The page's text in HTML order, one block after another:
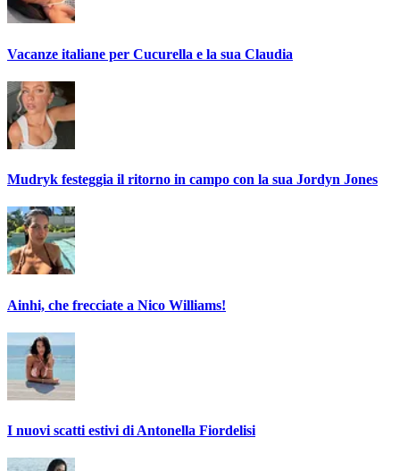
Vacanze italiane per Cucurella e la sua Claudia
Mudryk festeggia il ritorno in campo con la sua Jordyn Jones
Ainhi, che frecciate a Nico Williams!
I nuovi scatti estivi di Antonella Fiordelisi